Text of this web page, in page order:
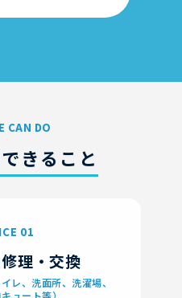
CAN DO
きること
01
理・交換
レ、洗面所、洗濯場、
ュート等）